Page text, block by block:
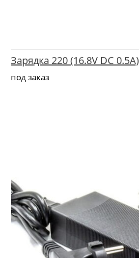
Зарядка 220 (16.8V DC 0.5A)
под заказ